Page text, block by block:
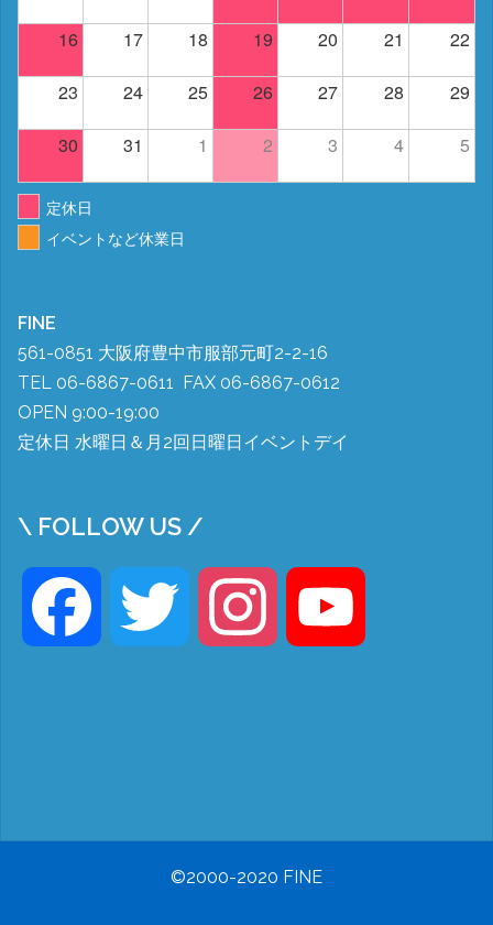
16 17 18 19 20 21 22
23 24 25 26 27 28 29
30 31 1 2 3 4 5
定休日
イベントなど休業日
FINE
561-0851 大阪府豊中市服部元町2-2-16
TEL 06-6867-0611 FAX 06-6867-0612
OPEN 9:00-19:00
定休日 水曜日＆月2回日曜日イベントデイ
\ FOLLOW US /
Facebook Twitter Instagram
©2000-2020 FINE